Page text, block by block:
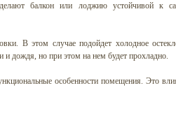
балкон или лоджию устойчивой к
В этом случае подойдет холодное
дождя, но при этом на нем будет прохладно.
особенности помещения. Это